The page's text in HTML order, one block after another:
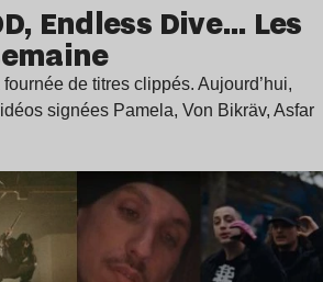
Endless Dive… Les
de titres clippés. Aujourd’hui,
signées Pamela, Von Bikräv, Asfar